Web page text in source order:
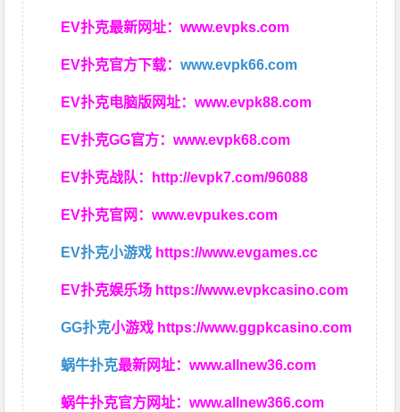
EV扑克最新网址：www.evpks.com
EV扑克官方下载：www.evpk66.com
EV扑克电脑版网址：www.evpk88.com
EV扑克GG官方：www.evpk68.com
EV扑克战队： http://evpk7.com/96088
EV扑克官网：www.evpukes.com
EV扑克小游戏 https://www.evgames.cc
EV扑克娱乐场 https://www.evpkcasino.com
GG扑克小游戏 https://www.ggpkcasino.com
蜗牛扑克最新网址：www.allnew36.com
蜗牛扑克官方网址：www.allnew366.com